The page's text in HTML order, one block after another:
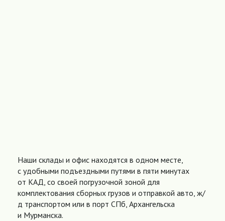
Наши склады и офис находятся в одном месте,
с удобными подъездными путями в пяти минутах
от КАД, со своей погрузочной зоной для
комплектования сборных грузов и отправкой авто, ж/
д транспортом или в порт СПб, Архангельска
и Мурманска.